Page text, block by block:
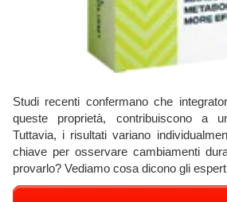
Studi recenti confermano che
queste proprietà, contribuiscono a
Tuttavia, i risultati variano
chiave per osservare cambiamenti
provarlo? Vediamo cosa dicono gli